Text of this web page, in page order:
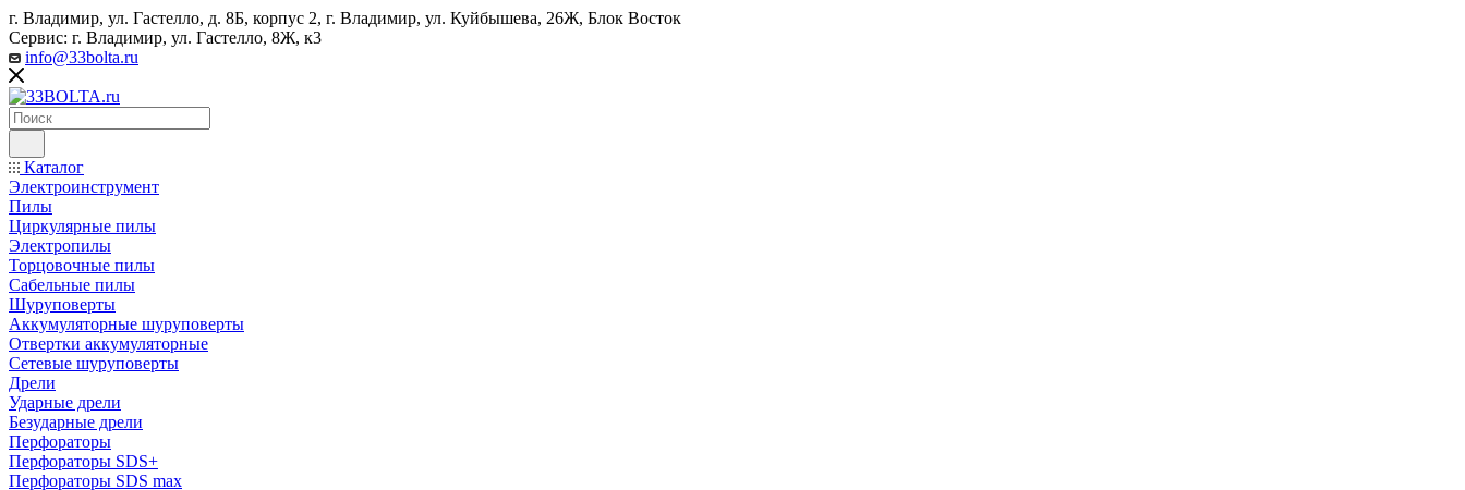
г. Владимир, ул. Гастелло, д. 8Б, корпус 2, г. Владимир, ул. ​Куйбышева, 26Ж, Блок Восток
Сервис: г. Владимир, ул. Гастелло, 8Ж, к3
info@33bolta.ru
Каталог
Электроинструмент
Пилы
Циркулярные пилы
Электропилы
Торцовочные пилы
Сабельные пилы
Шуруповерты
Аккумуляторные шуруповерты
Отвертки аккумуляторные
Сетевые шуруповерты
Дрели
Ударные дрели
Безударные дрели
Перфораторы
Перфораторы SDS+
Перфораторы SDS max